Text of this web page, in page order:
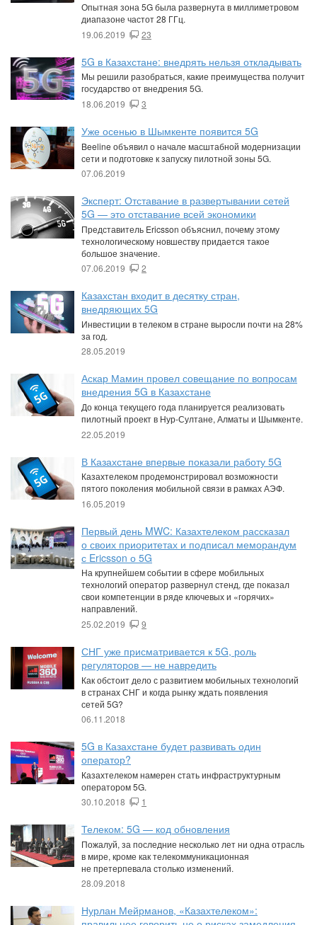
Опытная зона 5G была развернута в миллиметровом
диапазоне частот 28 ГГц.
19.06.2019
23
5G в Казахстане: внедрять нельзя откладывать
Мы решили разобраться, какие преимущества получит
государство от внедрения 5G.
18.06.2019
3
Уже осенью в Шымкенте появится 5G
Beeline объявил о начале масштабной модернизации
сети и подготовке к запуску пилотной зоны 5G.
07.06.2019
Эксперт: Отставание в развертывании сетей
5G — это отставание всей экономики
Представитель Ericsson объяснил, почему этому
технологическому новшеству придается такое
большое значение.
07.06.2019
2
Казахстан входит в десятку стран,
внедряющих 5G
Инвестиции в телеком в стране выросли почти на 28%
за год.
28.05.2019
Аскар Мамин провел совещание по вопросам
внедрения 5G в Казахстане
До конца текущего года планируется реализовать
пилотный проект в Нур-Султане, Алматы и Шымкенте.
22.05.2019
В Казахстане впервые показали работу 5G
Казахтелеком продемонстрировал возможности
пятого поколения мобильной связи в рамках АЭФ.
16.05.2019
Первый день MWC: Казахтелеком рассказал
о своих приоритетах и подписал меморандум
с Ericsson о 5G
На крупнейшем событии в сфере мобильных
технологий оператор развернул стенд, где показал
свои компетенции в ряде ключевых и «горячих»
направлений.
25.02.2019
9
СНГ уже присматривается к 5G, роль
регуляторов — не навредить
Как обстоит дело с развитием мобильных технологий
в странах СНГ и когда рынку ждать появления
сетей 5G?
06.11.2018
5G в Казахстане будет развивать один
оператор?
Казахтелеком намерен стать инфраструктурным
оператором 5G.
30.10.2018
1
Телеком: 5G — код обновления
Пожалуй, за последние несколько лет ни одна отрасль
в мире, кроме как телекоммуникационная
не претерпевала столько изменений.
28.09.2018
Нурлан Мейрманов, «Казахтелеком»: